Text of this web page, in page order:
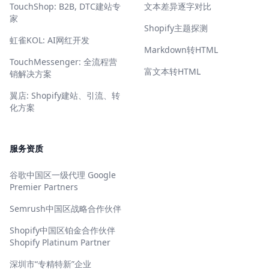
TouchShop: B2B, DTC建站专
家
虹雀KOL: AI网红开发
TouchMessenger: 全流程营
销解决方案
翼店: Shopify建站、引流、转
化方案
文本差异逐字对比
Shopify主题探测
Markdown转HTML
富文本转HTML
服务资质
谷歌中国区一级代理 Google
Premier Partners
Semrush中国区战略合作伙伴
Shopify中国区铂金合作伙伴
Shopify Platinum Partner
深圳市“专精特新”企业